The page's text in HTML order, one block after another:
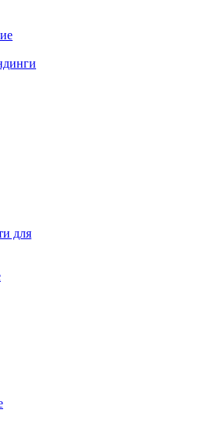
для